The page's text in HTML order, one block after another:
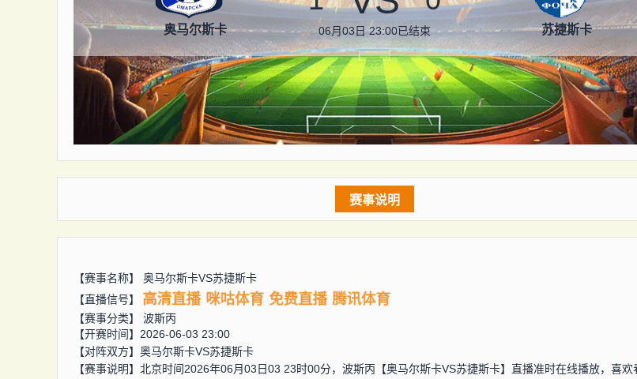
奥马尔斯卡 06月03日 23:00已结束 苏捷斯卡
赛事说明
【赛事名称】 奥马尔斯卡VS苏捷斯卡
【直播信号】
高清直播 咪咕体育 免费直播 腾讯体育
【赛事分类】 波斯丙
【开赛时间】2026-06-03 23:00
【对阵双方】 奥马尔斯卡VS苏捷斯卡
【赛事说明】北京时间2026年06月03日03 23时00分，波斯丙【奥马尔斯卡VS苏捷斯卡】直播准时在线播放，喜欢